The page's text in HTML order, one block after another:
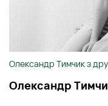
Олександр Тимчик з
Олександр